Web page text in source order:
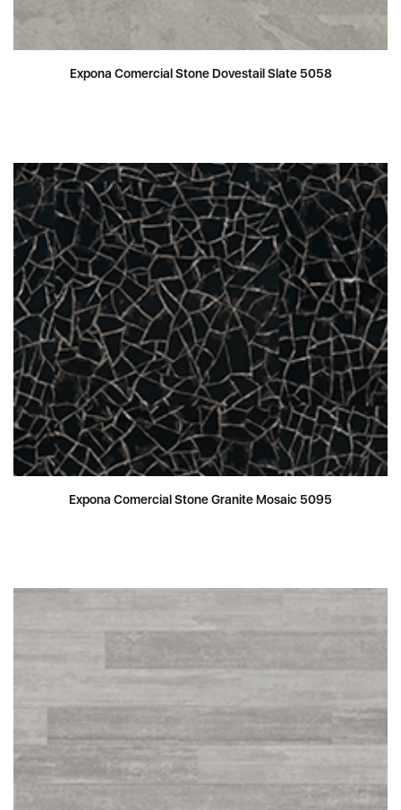
Expona Comercial Stone Dovestail Slate 5058
Expona Comercial Stone Granite Mosaic 5095